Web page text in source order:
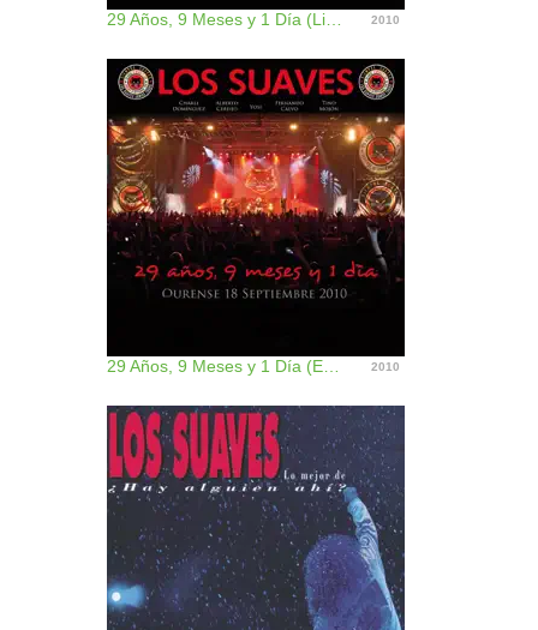
29 Años, 9 Meses y 1 Día (Live), Vol 1 2010
29 Años, 9 Meses y 1 Día (En Directo) 2010